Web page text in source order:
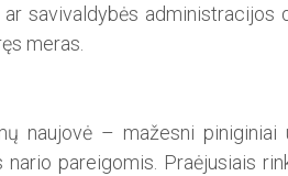
savivaldybės administracijos
meras.
naujovė – mažesni piniginiai
pareigomis. Praėjusiais